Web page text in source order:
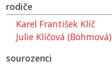
rodiče
Karel František Klíč
Julie Klíčová (Böhmová)
sourozenci